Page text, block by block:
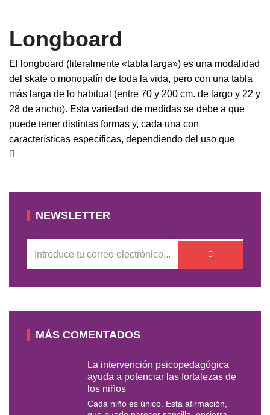
Longboard
El longboard (literalmente «tabla larga») es una modalidad
del skate o monopatín de toda la vida, pero con una tabla
más larga de lo habitual (entre 70 y 200 cm. de largo y 22 y
28 de ancho). Esta variedad de medidas se debe a que
puede tener distintas formas y, cada una con
características específicas, dependiendo del uso que
NEWSLETTER
YOUR
EMAIL
MÁS COMENTADOS
La intervención psicopedagógica
ayuda a potenciar las fortalezas de
los niños
Cada niño es único. Esta afirmación,